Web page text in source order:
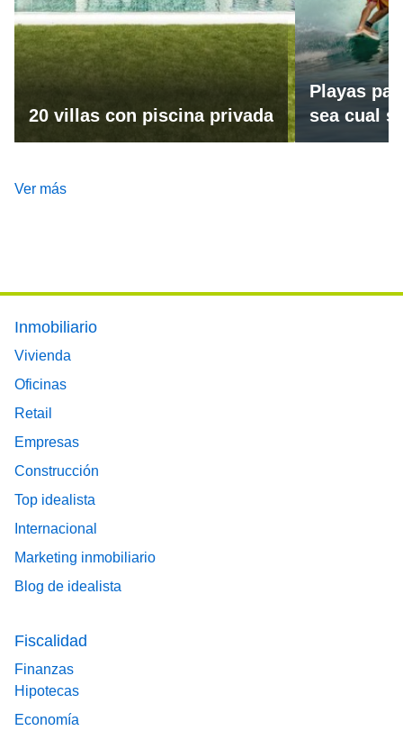
20 villas con piscina privada
Playas
sea cual
Ver más
Footer main menu
Inmobiliario
Vivienda
Oficinas
Retail
Empresas
Construcción
Top idealista
Internacional
Marketing inmobiliario
Blog de idealista
Fiscalidad
Finanzas
Hipotecas
Economía